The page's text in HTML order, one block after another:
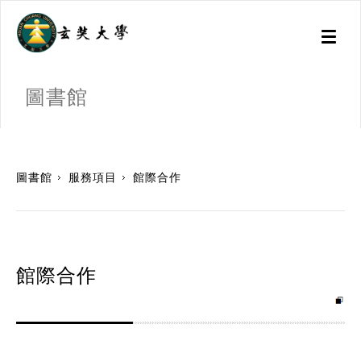
Toggle
圖書館
圖書館 服務項目 館際合作
館際合作